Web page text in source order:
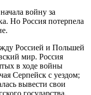
войну за
Но Россия потерпела
Россией и Польшей
мир. Россия
в ходе войны
Серпейск с уездом;
вывести свои